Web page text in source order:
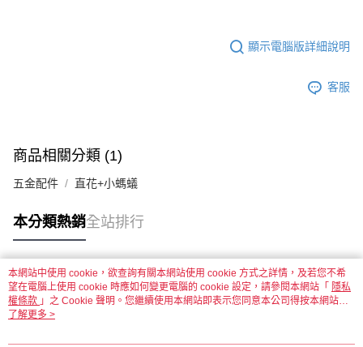
顯示電腦版詳細說明
客服
商品相關分類 (1)
五金配件 直花+小螞蟻
本分類熱銷全站排行
熱門標籤
本網站中使用 cookie，欲查詢有關本網站使用 cookie 方式之詳情，及若您不希
望在電腦上使用 cookie 時應如何變更電腦的 cookie 設定，請參閱本網站「 隱私
權條款 」之 Cookie 聲明。您繼續使用本網站即表示您同意本公司得按本網站使
用條款之 Cookie 聲明使用 cookie。
了解更多 >